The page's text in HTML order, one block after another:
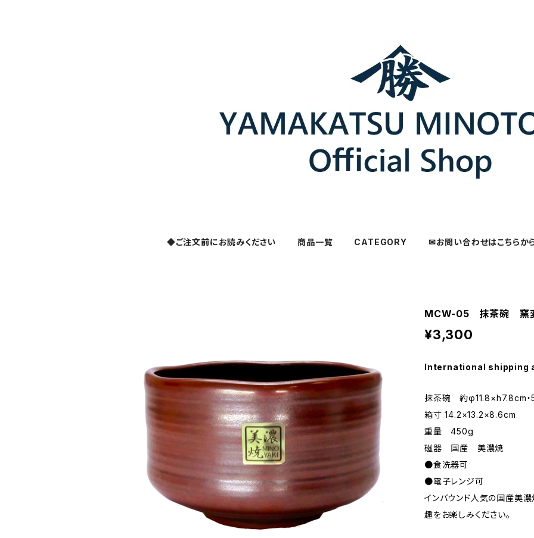
◆ご注文前にお読みください 商品一覧 CATEGORY ✉お問い合わせはこちらか
MCW-05 抹茶碗 窯
¥3,300
International shipping
抹茶碗 約φ11.8×h7.8cm・
箱寸 14.2×13.2×8.6cm
重量 450g
磁器 国産 美濃焼
●食洗器可
●電子レンジ可
インバウンド人気の国産美
趣をお楽しみください。